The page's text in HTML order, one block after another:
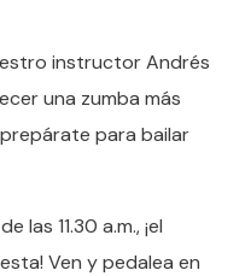
instructor Andrés
una zumba más
para bailar
las 11.30 a.m., ¡el
Ven y pedalea en